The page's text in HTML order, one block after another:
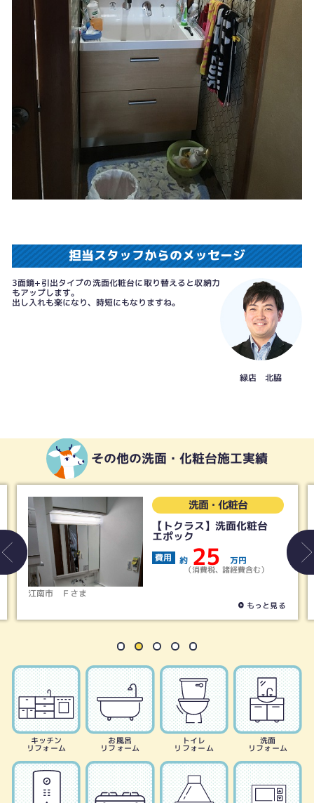
担当スタッフからのメッセージ
3面鏡+引出タイプの洗面化粧台に取り替えると収納力
もアップします。
出し入れも楽になり、時短にもなりますね。
緑店 北脇
その他の洗面・化粧台施工実績
洗面・化粧台
【トクラス】洗面化粧台
エポック
費用 約 25 万円
（消費税、諸経費含む）
キッチン
リフォーム
お風呂
リフォーム
トイレ
リフォーム
洗面
リフォーム